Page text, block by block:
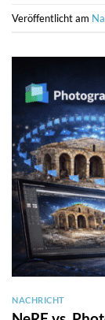
Veröffentlicht am
NACHRICHT